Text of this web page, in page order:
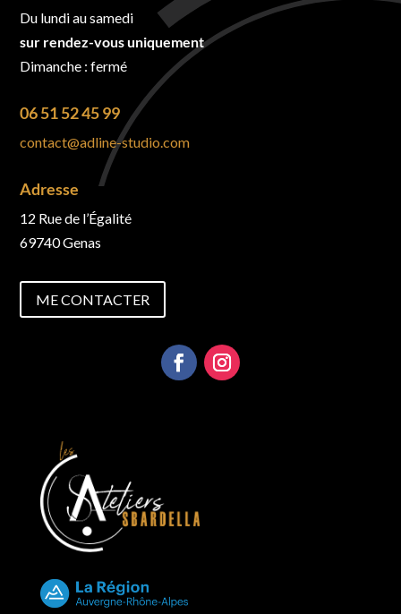
Du lundi au samedi
sur rendez-vous uniquement
Dimanche : fermé
06 51 52 45 99
contact@adline-studio.com
Adresse
12 Rue de l’Égalité
69740 Genas
ME CONTACTER